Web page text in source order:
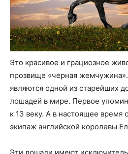
Это красивое и грациозное
прозвище «черная
являются одной из старейших
лошадей в мире. Первое
к 13 веку. А в настоящее время
экипаж английской королевы